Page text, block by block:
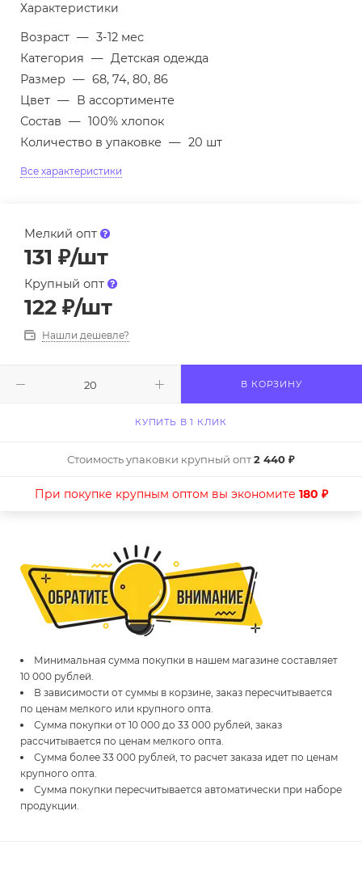
Характеристики
Возраст — 3-12 мес
Категория — Детская одежда
Размер — 68, 74, 80, 86
Цвет — В ассортименте
Состав — 100% хлопок
Количество в упаковке — 20 шт
Все характеристики
Мелкий опт
131 ₽/шт
Крупный опт
122 ₽/шт
Нашли дешевле?
В КОРЗИНУ
КУПИТЬ В 1 КЛИК
Стоимость упаковки крупный опт2 440 ₽
При покупке крупным оптом вы экономите 180 ₽
Минимальная сумма покупки в нашем магазине составляет
10 000 рублей.
В зависимости от суммы в корзине, заказ пересчитывается
по ценам мелкого или крупного опта.
Сумма покупки от 10 000 до 33 000 рублей, заказ
рассчитывается по ценам мелкого опта.
Сумма более 33 000 рублей, то расчет заказа идет по ценам
крупного опта.
Сумма покупки пересчитывается автоматически при наборе
продукции.